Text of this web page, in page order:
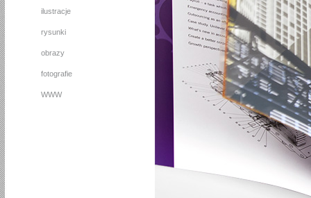
ilustracje
rysunki
obrazy
fotografie
WWW